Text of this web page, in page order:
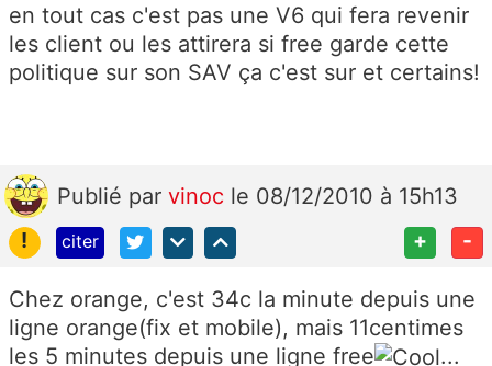
en tout cas c'est pas une V6 qui fera revenir
les client ou les attirera si free garde cette
politique sur son SAV ça c'est sur et certains!
Publié par vinoc le 08/12/2010 à 15h13
!
citer + -
Chez orange, c'est 34c la minute depuis une
ligne orange(fix et mobile), mais 11centimes
les 5 minutes depuis une ligne free
...